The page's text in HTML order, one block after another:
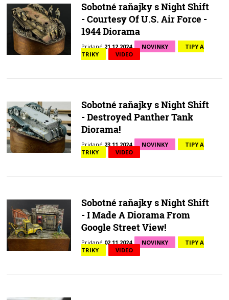
Sobotné raňajky s Night Shift
- Courtesy Of U.S. Air Force -
1944 Diorama
Pridané21.12.2024 NOVINKY
TIPY A
TRIKY
VIDEO
Sobotné raňajky s Night Shift
- Destroyed Panther Tank
Diorama!
Pridané23.11.2024 NOVINKY
TIPY A
TRIKY
VIDEO
Sobotné raňajky s Night Shift
- I Made A Diorama From
Google Street View!
Pridané02.11.2024 NOVINKY
TIPY A
TRIKY
VIDEO